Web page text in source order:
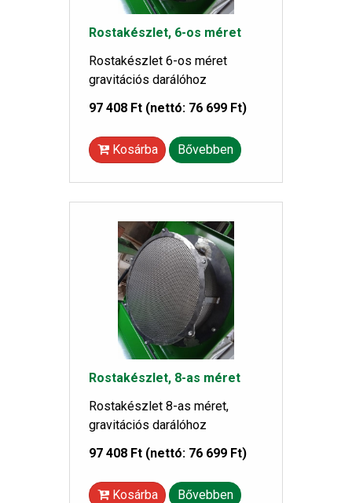
Rostakészlet, 6-os méret
Rostakészlet 6-os méret
gravitációs darálóhoz
97 408 Ft (nettó: 76 699 Ft)
Kosárba Bővebben
Rostakészlet, 8-as méret
Rostakészlet 8-as méret,
gravitációs darálóhoz
97 408 Ft (nettó: 76 699 Ft)
Kosárba Bővebben